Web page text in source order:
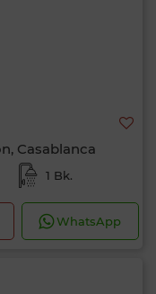
Casablanca
1 Bk.
WhatsApp